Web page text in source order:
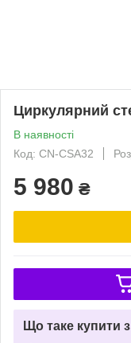
Циркулярний
В наявності
Код: CN-CSA32
5 980 ₴
Що таке купити